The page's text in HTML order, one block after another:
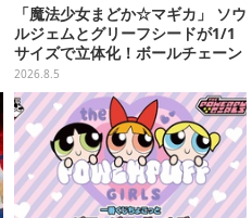
「魔法少女まどか☆マギカ」 ソウ
ルジェムとグリーフシードが1/1
サイズで立体化！ボールチェーン
を外せばフィギュアとして飾れる
ガシャポン全6種
2026.8.5